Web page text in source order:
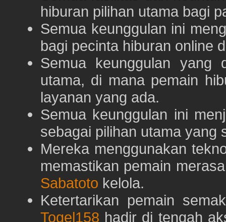
hiburan pilihan utama bagi
Semua keunggulan ini
bagi pecinta hiburan online
Semua keunggulan yang
utama, di mana pemain
layanan yang ada.
Semua keunggulan ini
sebagai pilihan utama yang
Mereka menggunakan
memastikan pemain
Sabatoto kelola.
Ketertarikan pemain
Togel158 hadir di tengah